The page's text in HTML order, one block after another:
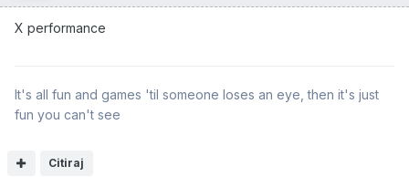
X performance
Citiraj
It's all fun and games 'til someone loses an eye, then it's just
fun you can't see